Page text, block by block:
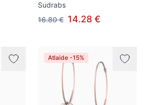
Sudrabs
16.80 € 14.28 €
Atlaide -15%